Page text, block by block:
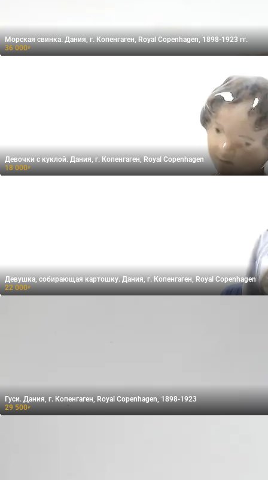
Морская свинка. Дания, г. Копенгаген, Royal Copenhagen, 1898-1923 гг.
36 000₽
Девочки с куклой. Дания, г. Копенгаген, Royal Copenhagen
18 000₽
Девушка, собирающая картошку. Дания, г. Копенгаген, Royal Copenhagen
22 000₽
Гуси. Дания, г. Копенгаген, Royal Copenhagen, 1898-1923
29 500₽